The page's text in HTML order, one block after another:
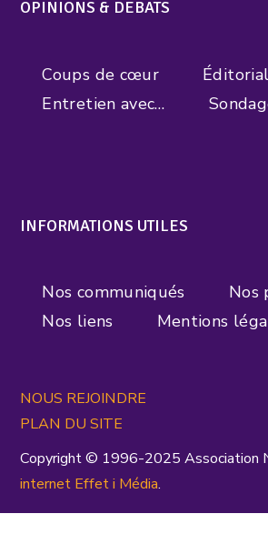
OPINIONS & DEBATS
Coups de cœur
Éditorial
Entretien avec…
INFORMATIONS UTILES
Nos communiqués
Nos
Nos liens
Mentions
NOUS REJOINDRE
PLAN DU SITE
Copyright © 1996-2025 Association
internet Effet i Média.